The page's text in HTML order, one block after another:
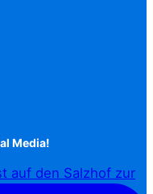
Media!
auf den Salzhof zur